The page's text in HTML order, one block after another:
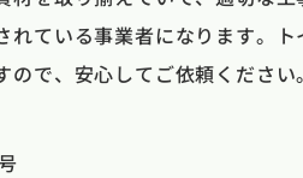
れている事業者になります。
で、安心してご依頼ください。